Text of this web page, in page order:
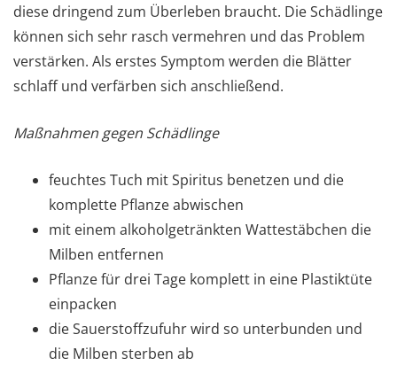
diese dringend zum Überleben braucht. Die Schädlinge
können sich sehr rasch vermehren und das Problem
verstärken. Als erstes Symptom werden die Blätter
schlaff und verfärben sich anschließend.
Maßnahmen gegen Schädlinge
feuchtes Tuch mit Spiritus benetzen und die
komplette Pflanze abwischen
mit einem alkoholgetränkten Wattestäbchen die
Milben entfernen
Pflanze für drei Tage komplett in eine Plastiktüte
einpacken
die Sauerstoffzufuhr wird so unterbunden und
die Milben sterben ab